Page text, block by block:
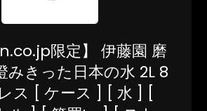
限定】 伊藤園 磨
みきった日本の水 2L 8
ス [ ケース ] [ 水 ] [